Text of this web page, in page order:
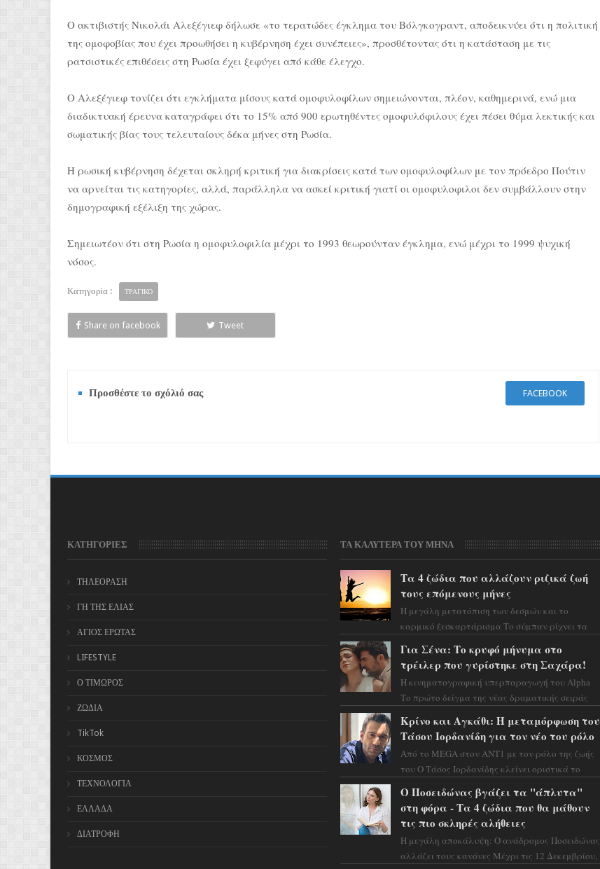
Ο ακτιβιστής Νικολάι Αλεξέγιεφ δήλωσε «το τερατώδες έγκλημα του Βόλγκογραντ, αποδεικνύει ότι η πολιτική
της ομοφοβίας που έχει προωθήσει η κυβέρνηση έχει συνέπειες», προσθέτοντας ότι η κατάσταση με τις
ρατσιστικές επιθέσεις στη Ρωσία έχει ξεφύγει από κάθε έλεγχο.
Ο Αλεξέγιεφ τονίζει ότι εγκλήματα μίσους κατά ομοφυλοφίλων σημειώνονται, πλέον, καθημερινά, ενώ μια
διαδικτυακή έρευνα καταγράφει ότι το 15% από 900 ερωτηθέντες ομοφυλόφιλους έχει πέσει θύμα λεκτικής και
σωματικής βίας τους τελευταίους δέκα μήνες στη Ρωσία.
Η ρωσική κυβέρνηση δέχεται σκληρή κριτική για διακρίσεις κατά των oμoφυλoφίλων με τον πρόεδρο Πούτιν
να αρνείται τις κατηγορίες, αλλά, παράλληλα να ασκεί κριτική γιατί οι oμoφυλoφιλoι δεν συμβάλλουν στην
δημογραφική εξέλιξη της χώρας.
Σημειωτέον ότι στη Ρωσία η oμoφυλoφιλία μέχρι το 1993 θεωρούνταν έγκλημα, ενώ μέχρι το 1999 ψυχική
νόσος.
Κατηγορία : ΤΡΑΓΙΚΟ
Share on facebook Tweet
Προσθέστε το σχόλιό σας FACEBOOK
ΚΑΤΗΓΟΡΙΕΣ
ΤΗΛΕΟΡΑΣΗ
ΓΗ ΤΗΣ ΕΛΙΑΣ
ΑΓΙΟΣ ΕΡΩΤΑΣ
LIFESTYLE
Ο ΤΙΜΩΡΟΣ
ΖΩΔΙΑ
TikTok
ΚΟΣΜΟΣ
ΤΕΧΝΟΛΟΓΙΑ
ΕΛΛΑΔΑ
ΔΙΑΤΡΟΦΗ
ΤΑ ΚΑΛΥΤΕΡΑ ΤΟΥ ΜΗΝΑ
Τα 4 ζώδια που αλλάζουν ριζικά ζωή
τους επόμενους μήνες
Η μεγάλη μετατόπιση των δεσμών και το
καρμικό ξεσκαρτάρισμα Το σύμπαν ρίχνει τα
προειδοποιεί: οι σελην...
Για Σένα: Το κρυφό μήνυμα στο
τρέιλερ που γυρίστηκε στη Σαχάρα!
Η κινηματογραφική υπερπαραγωγή του Alpha
Το πρώτο δείγμα της νέας δραματικής σειράς
κάθε π...
Κρίνο και Αγκάθι: Η μεταμόρφωση του
Τάσου Ιορδανίδη για τον νέο του ρόλο
Από το MEGA στον ΑΝΤ1 με τον ρόλο της ζωής
του Ο Τάσος Ιορδανίδης κλείνει οριστικά το
Μόνο» ...
Ο Ποσειδώνας βγάζει τα "άπλυτα"
στη φόρα - Τα 4 ζώδια που θα μάθουν
τις πιο σκληρές αλήθειες
Η μεγάλη αποκάλυψη: Ο ανάδρομος Ποσειδώνας
αλλάζει τους κανόνες Μέχρι τις 12 Δεκεμβρίου,